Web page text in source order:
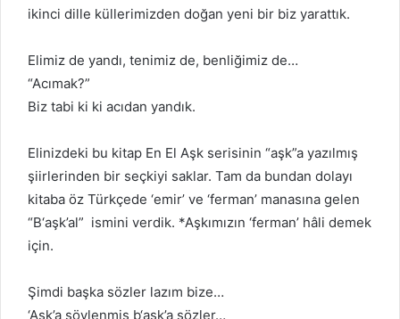
ikinci dille küllerimizden doğan yeni bir biz yarattık.
Elimiz de yandı, tenimiz de, benliğimiz de…
“Acımak?”
Biz tabi ki ki acıdan yandık.
Elinizdeki bu kitap En El Aşk serisinin “aşk”a yazılmış
şiirlerinden bir seçkiyi saklar. Tam da bundan dolayı
kitaba öz Türkçede ‘emir’ ve ‘ferman’ manasına gelen
“B‘aşk’al” ismini verdik. *Aşkımızın ‘ferman’ hâli demek
için.
Şimdi başka sözler lazım bize…
‘Aşk’a söylenmiş b‘aşk’a sözler…